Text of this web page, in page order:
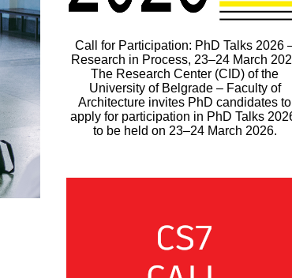
Call for Participation: PhD Talks 2026
Research in Process, 23–24 March
The Research Center (CID) of the
University of Belgrade – Faculty of
Architecture invites PhD candidates to
apply for participation in PhD Talks
to be held on 23–24 March 2026.